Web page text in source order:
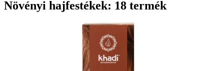
Növényi hajfestékek: 18 termék